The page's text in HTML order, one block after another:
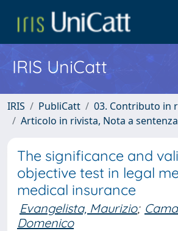
IRIS UniCatt
IRIS PubliCatt
03. Contributo in
Articolo in rivista, Nota a sentenza
The significance and
objective test in legal
medical insurance
Evangelista, Maurizio;
Domenico